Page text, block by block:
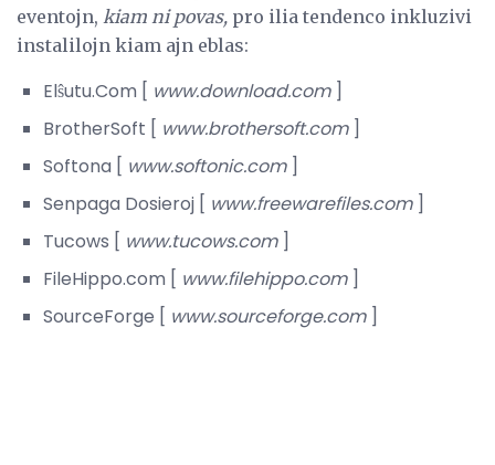
eventojn, kiam ni povas, pro ilia tendenco inkluzivi
instalilojn kiam ajn eblas:
Elŝutu.Com [ www.download.com]
BrotherSoft [ www.brothersoft.com]
Softona [ www.softonic.com]
Senpaga Dosieroj [ www.freewarefiles.com]
Tucows [ www.tucows.com]
FileHippo.com [ www.filehippo.com]
SourceForge [ www.sourceforge.com]